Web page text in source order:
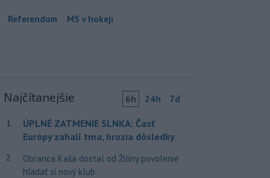
Referendum MS v hokeji
Najčítanejšie 6h 24h 7d
1
ÚPLNÉ ZATMENIE SLNKA: Časť
Európy zahalí tma, hrozia dôsledky
2
Obranca Kaša dostal od Žiliny povolenie
hľadať si nový klub